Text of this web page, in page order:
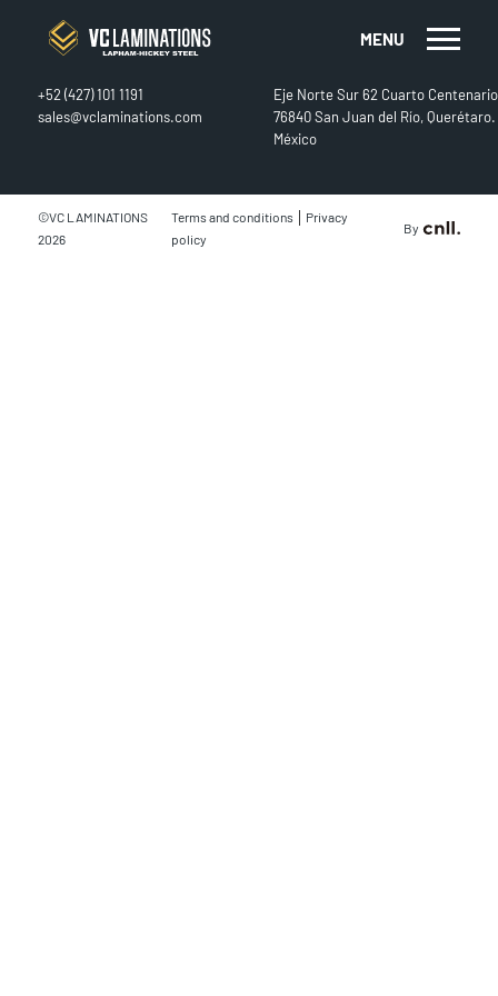
MENU
CONTACT
+52 (427) 101 1191
sales@vclaminations.com
Eje Norte Sur 62 Cuarto Centenario
76840 San Juan del Río, Querétaro.
México
©VC LAMINATIONS
2026
Terms and conditions | Privacy
policy
By